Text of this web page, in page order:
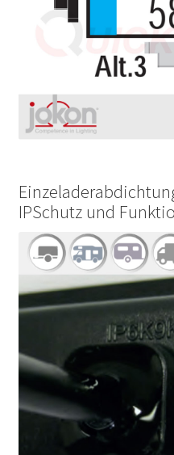
IPSchutz und